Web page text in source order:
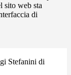
sito web sta
di
Stefanini di